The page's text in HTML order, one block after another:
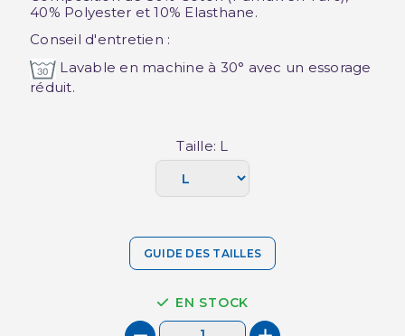
40% Polyester et 10% Elasthane.
Conseil d'entretien :
Lavable en machine à 30° avec un essorage
réduit.
Taille: L
GUIDE DES TAILLES
EN STOCK